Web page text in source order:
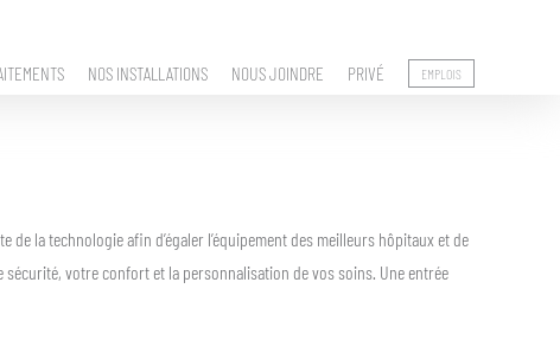
NOS INSTALLATIONS NOUS JOINDRE PRIVÉ EMPLOIS
la technologie afin d’égaler l’équipement des meilleurs hôpitaux et de
votre confort et la personnalisation de vos soins. Une entrée